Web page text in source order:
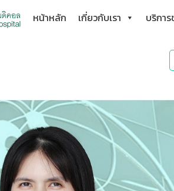
หน้าหลัก เกี่ยวกับเรา บริการ